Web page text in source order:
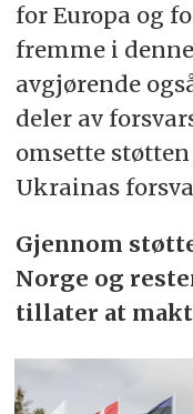
for Europa og
fremme i
avgjørende
deler av
omsette
Ukrainas
Gjennom
Norge og
tillater at